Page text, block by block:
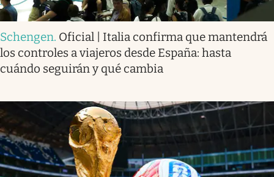
Schengen. Oficial | Italia confirma que mantendrá
los controles a viajeros desde España: hasta
cuándo seguirán y qué cambia